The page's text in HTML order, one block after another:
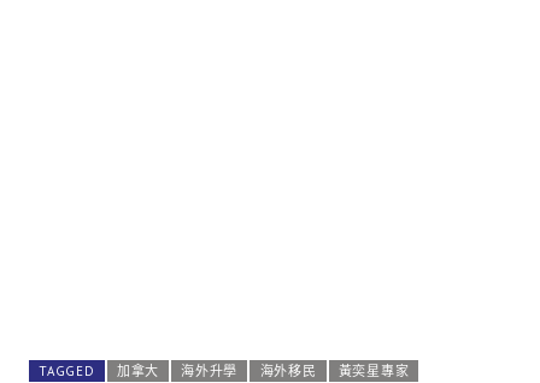
TAGGED 加拿大 海外升學 海外移民 黃奕星專家